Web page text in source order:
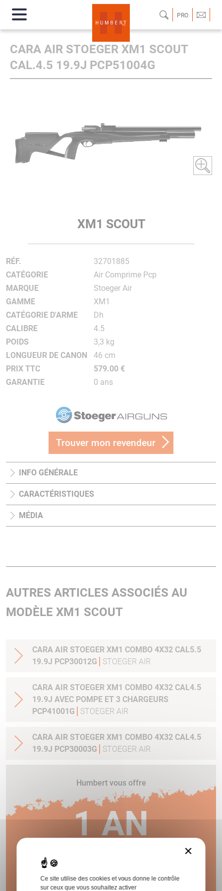
PRO
CARA AIR STOEGER XM1 SCOUT
CAL.4.5 19.9J PCP51004G
XM1 SCOUT
RÉF.
32701885
CATÉGORIE
Air Comprime Pcp
MARQUE
Stoeger Air
GAMME
XM1
CATÉGORIE D'ARME
Dh
CALIBRE
4.5
POIDS
3,3 kg
LONGUEUR DE CANON
46 cm
PRIX TTC
579.00 €
GARANTIE
0 ans
Trouver mon revendeur
INFO GÉNÉRALE
CARACTÉRISTIQUES
MÉDIA
AUTRES ARTICLES ASSOCIÉS AU
MODÈLE XM1 SCOUT
CARA AIR STOEGER XM1 COMBO 4X32 CAL5.5
19.9J PCP30012G
STOEGER AIR
CARA AIR STOEGER XM1 COMBO 4X32 CAL4.5
19.9J AVEC POMPE ET 3 CHARGEURS
PCP41001G
STOEGER AIR
CARA AIR STOEGER XM1 COMBO 4X32 CAL4.5
19.9J PCP30003G
STOEGER AIR
Humbert vous offre
1 AN
DE GARANTIE ! ×
Ce site utilise des cookies et vous donne le contrôle
sur ceux que vous souhaitez activer